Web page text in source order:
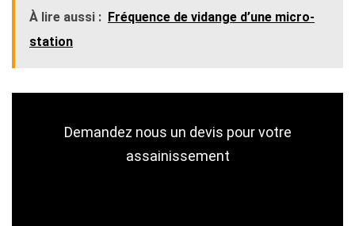
À lire aussi : Fréquence de vidange d’une micro-
station
Demandez nous un devis pour votre
assainissement